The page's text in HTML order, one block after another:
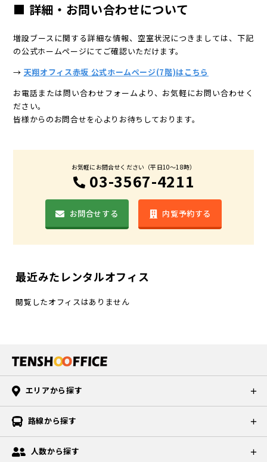
■ 詳細・お問い合わせについて
増設ブースに関する詳細な情報、空室状況につきましては、下記
の公式ホームページにてご確認いただけます。
→ 天翔オフィス赤坂 公式ホームページ(7階)はこちら
お電話または問い合わせフォームより、お気軽にお問い合わせく
ださい。
皆様からのお問合せを心よりお待ちしております。
お気軽にお問合せください（平日10〜18時）
03-3567-4211
お問合せする 内覧予約する
最近みたレンタルオフィス
閲覧したオフィスはありません
エリアから探す
路線から探す
人数から探す